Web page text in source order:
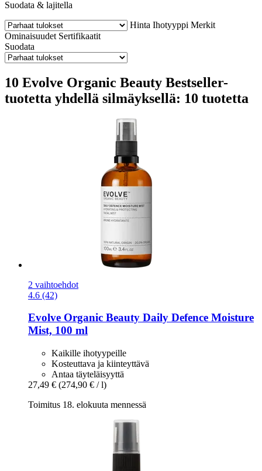
Suodata & lajitella
Hinta Ihotyyppi Merkit
Ominaisuudet Sertifikaatit
Suodata
10 Evolve Organic Beauty Bestseller-
tuotetta yhdellä silmäyksellä: 10 tuotetta
2 vaihtoehdot
4.6 (42)
Evolve Organic Beauty Daily Defence Moisture
Mist, 100 ml
Kaikille ihotyypeille
Kosteuttava ja kiinteyttävä
Antaa täyteläisyyttä
27,49 € (274,90 € / l)
Toimitus 18. elokuuta mennessä